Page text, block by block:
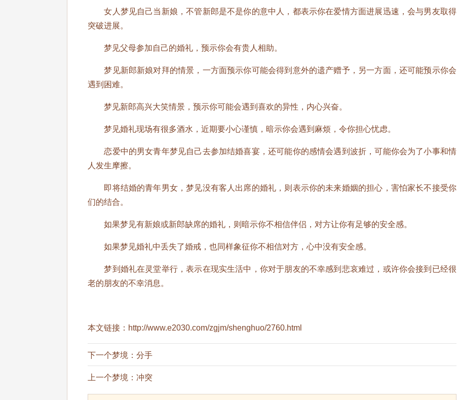
女人梦见自己当新娘，不管新郎是不是你的意中人，都表示你在爱情方面进展迅速，会与男友取得
突破进展。
梦见父母参加自己的婚礼，预示你会有贵人相助。
梦见新郎新娘对拜的情景，一方面预示你可能会得到意外的遗产赠予，另一方面，还可能预示你会
遇到困难。
梦见新郎高兴大笑情景，预示你可能会遇到喜欢的异性，内心兴奋。
梦见婚礼现场有很多酒水，近期要小心谨慎，暗示你会遇到麻烦，令你担心忧虑。
恋爱中的男女青年梦见自己去参加结婚喜宴，还可能你的感情会遇到波折，可能你会为了小事和情
人发生摩擦。
即将结婚的青年男女，梦见没有客人出席的婚礼，则表示你的未来婚姻的担心，害怕家长不接受你
们的结合。
如果梦见有新娘或新郎缺席的婚礼，则暗示你不相信伴侣，对方让你有足够的安全感。
如果梦见婚礼中丢失了婚戒，也同样象征你不相信对方，心中没有安全感。
梦到婚礼在灵堂举行，表示在现实生活中，你对于朋友的不幸感到悲哀难过，或许你会接到已经很
老的朋友的不幸消息。
本文链接： http://www.e2030.com/zgjm/shenghuo/2760.html
下一个梦境： 分手
上一个梦境： 冲突